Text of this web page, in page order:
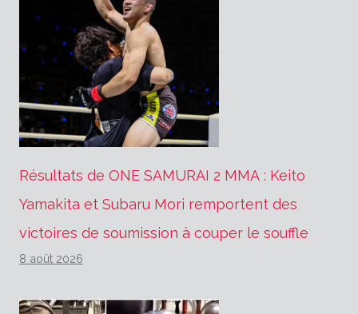
Résultats de ONE SAMURAI 2 MMA : Keito
Yamakita et Subaru Mori remportent des
victoires de soumission à couper le souffle
8 août 2026